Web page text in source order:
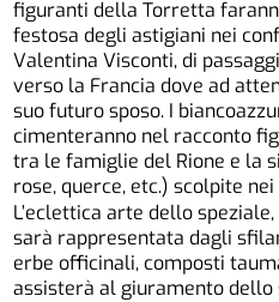
figuranti della Torretta
festosa degli astigiani nei
Valentina Visconti, di
verso la Francia dove ad
suo futuro sposo. I
cimenteranno nel racconto
tra le famiglie del Rione e la
rose, querce, etc.) scolpite
L’eclettica arte dello
sarà rappresentata dagli
erbe officinali, composti
assisterà al giuramento